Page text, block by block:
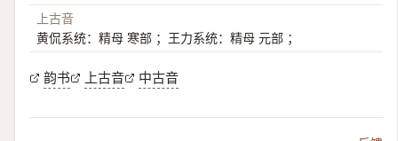
上古音
黄侃系统：精母 寒部 ；王力系统：精母 元部 ；
韵书 上古音 中古音